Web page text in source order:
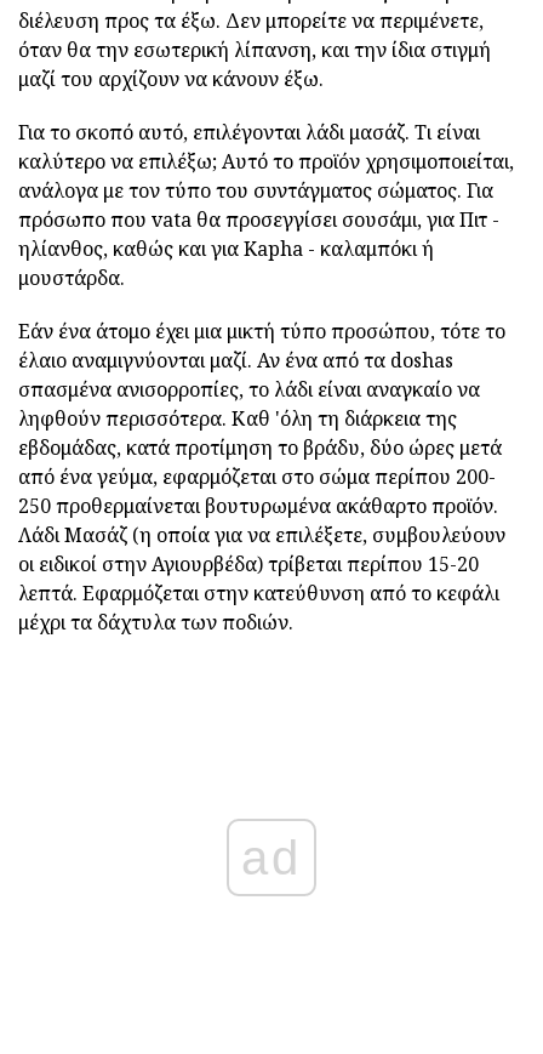
διέλευση προς τα έξω. Δεν μπορείτε να περιμένετε,
όταν θα την εσωτερική λίπανση, και την ίδια στιγμή
μαζί του αρχίζουν να κάνουν έξω.
Για το σκοπό αυτό, επιλέγονται λάδι μασάζ. Τι είναι
καλύτερο να επιλέξω; Αυτό το προϊόν χρησιμοποιείται,
ανάλογα με τον τύπο του συντάγματος σώματος. Για
πρόσωπο που vata θα προσεγγίσει σουσάμι, για Πιτ -
ηλίανθος, καθώς και για Kapha - καλαμπόκι ή
μουστάρδα.
Εάν ένα άτομο έχει μια μικτή τύπο προσώπου, τότε το
έλαιο αναμιγνύονται μαζί. Αν ένα από τα doshas
σπασμένα ανισορροπίες, το λάδι είναι αναγκαίο να
ληφθούν περισσότερα. Καθ 'όλη τη διάρκεια της
εβδομάδας, κατά προτίμηση το βράδυ, δύο ώρες μετά
από ένα γεύμα, εφαρμόζεται στο σώμα περίπου 200-
250 προθερμαίνεται βουτυρωμένα ακάθαρτο προϊόν.
Λάδι Μασάζ (η οποία για να επιλέξετε, συμβουλεύουν
οι ειδικοί στην Αγιουρβέδα) τρίβεται περίπου 15-20
λεπτά. Εφαρμόζεται στην κατεύθυνση από το κεφάλι
μέχρι τα δάχτυλα των ποδιών.
ad